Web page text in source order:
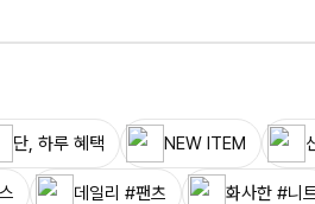
단, 하루 혜택 NEW ITEM
데일리 #팬츠 화사한 #니